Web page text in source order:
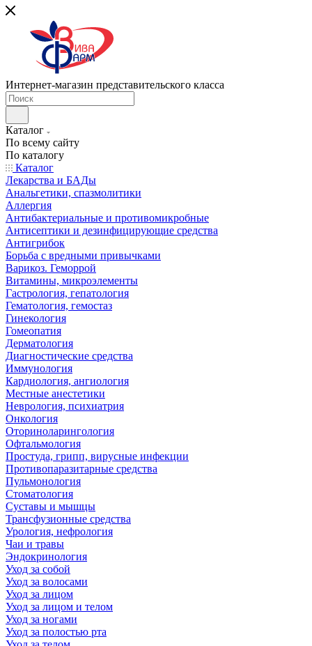
Интернет-магазин представительского класса
Каталог
По всему сайту
По каталогу
Каталог
Лекарства и БАДы
Анальгетики, спазмолитики
Аллергия
Антибактериальные и противомикробные
Антисептики и дезинфицирующие средства
Антигрибок
Борьба с вредными привычками
Варикоз. Геморрой
Витамины, микроэлементы
Гастрология, гепатология
Гематология, гемостаз
Гинекология
Гомеопатия
Дерматология
Диагностические средства
Иммунология
Кардиология, ангиология
Местные анестетики
Неврология, психиатрия
Онкология
Оториноларингология
Офтальмология
Простуда, грипп, вирусные инфекции
Противопаразитарные средства
Пульмонология
Стоматология
Суставы и мышцы
Трансфузионные средства
Урология, нефрология
Чаи и травы
Эндокринология
Уход за собой
Уход за волосами
Уход за лицом
Уход за лицом и телом
Уход за ногами
Уход за полостью рта